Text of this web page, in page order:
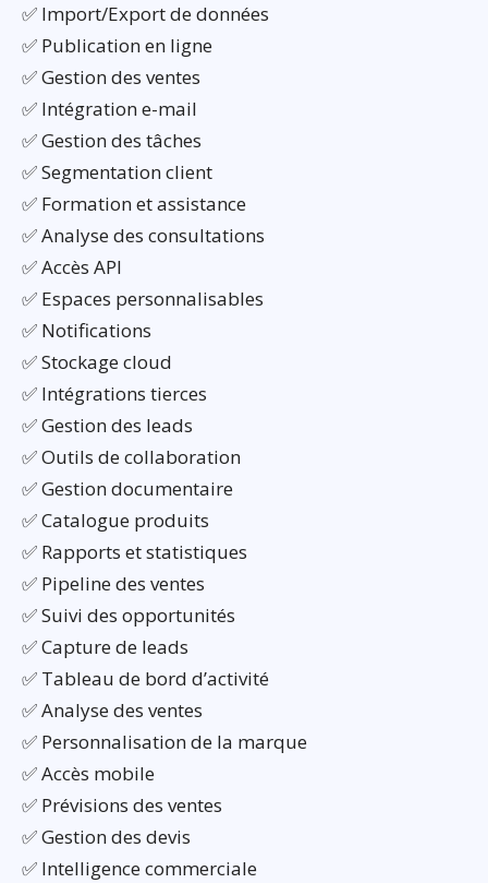
✅ Import/Export de données
✅ Publication en ligne
✅ Gestion des ventes
✅ Intégration e-mail
✅ Gestion des tâches
✅ Segmentation client
✅ Formation et assistance
✅ Analyse des consultations
✅ Accès API
✅ Espaces personnalisables
✅ Notifications
✅ Stockage cloud
✅ Intégrations tierces
✅ Gestion des leads
✅ Outils de collaboration
✅ Gestion documentaire
✅ Catalogue produits
✅ Rapports et statistiques
✅ Pipeline des ventes
✅ Suivi des opportunités
✅ Capture de leads
✅ Tableau de bord d’activité
✅ Analyse des ventes
✅ Personnalisation de la marque
✅ Accès mobile
✅ Prévisions des ventes
✅ Gestion des devis
✅ Intelligence commerciale